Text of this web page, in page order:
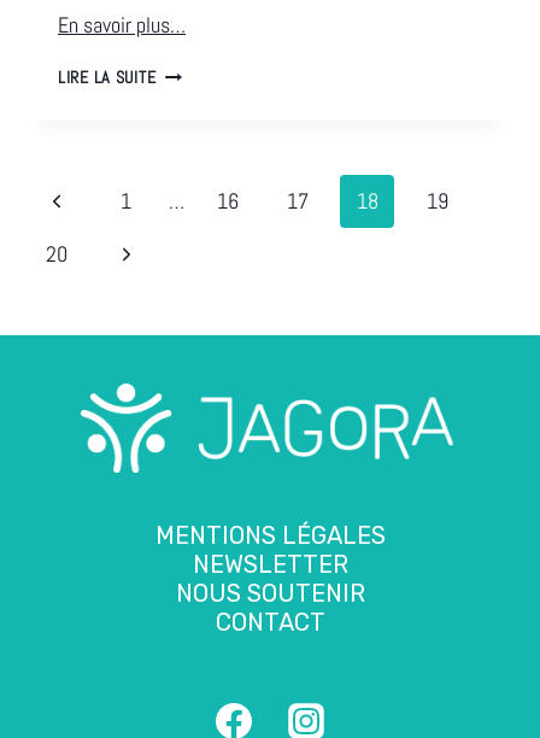
En savoir plus…
LIRE LA SUITEATELIER
NAVIGATION
DE
Page
précédente
1 … 16 17 18
19
20
Page
MENTIONS LÉGALES
NEWSLETTER
NOUS SOUTENIR
CONTACT